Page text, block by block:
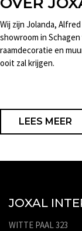
Wij zijn Jolanda,
showroom in
raamdecoratie en
ooit zal krijgen.
LEES MEER
JOXAL
WITTE PAAL 323